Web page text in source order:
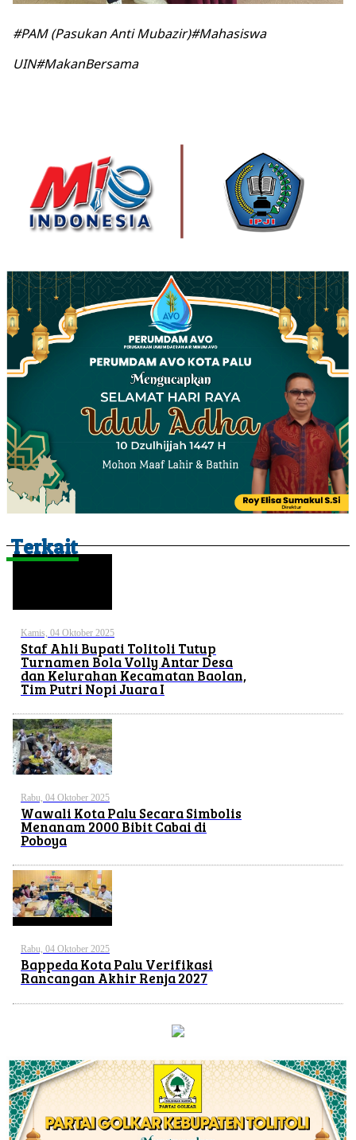
#PAM (Pasukan Anti Mubazir)#Mahasiswa
UIN#MakanBersama
Terkait
Kamis, 04 Oktober 2025
Staf Ahli Bupati Tolitoli Tutup
Turnamen Bola Volly Antar Desa
dan Kelurahan Kecamatan Baolan,
Tim Putri Nopi Juara I
Rabu, 04 Oktober 2025
Wawali Kota Palu Secara Simbolis
Menanam 2000 Bibit Cabai di
Poboya
Rabu, 04 Oktober 2025
Bappeda Kota Palu Verifikasi
Rancangan Akhir Renja 2027